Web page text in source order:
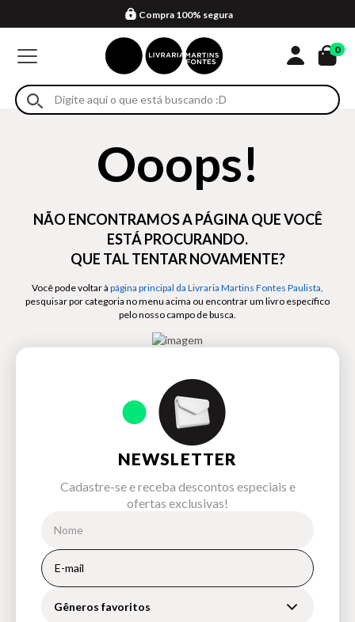
Formas de entrega
Compra 100% segura
Em até 4x sem juros no cartão*
Retire na loja
Eventos
0
Ooops!
NÃO ENCONTRAMOS A PÁGINA QUE VOCÊ
ESTÁ PROCURANDO.
QUE TAL TENTAR NOVAMENTE?
Você pode voltar à página principal da Livraria Martins Fontes Paulista,
pesquisar por categoria no menu acima ou encontrar um livro específico
pelo nosso campo de busca.
NEWSLETTER
Cadastre-se e receba descontos especiais e
ofertas exclusivas!
Gêneros favoritos